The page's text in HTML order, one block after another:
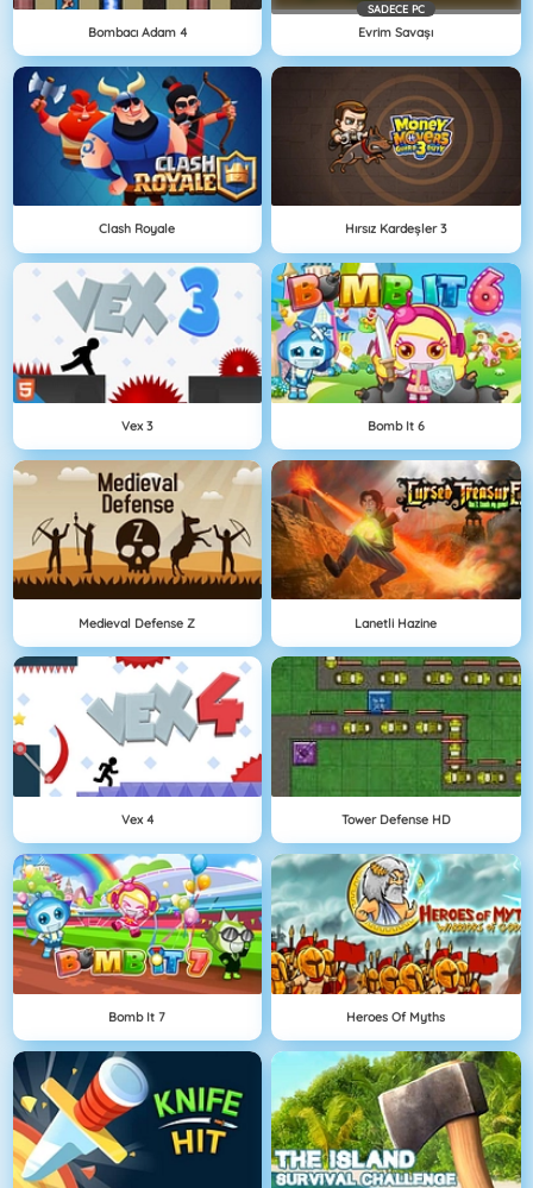
Bombacı Adam 4
SADECE PC
Evrim Savaşı
Clash Royale Hırsız Kardeşler 3
Vex 3 Bomb It 6
Medieval Defense Z Lanetli Hazine
Vex 4 Tower Defense HD
Bomb It 7 Heroes Of Myths